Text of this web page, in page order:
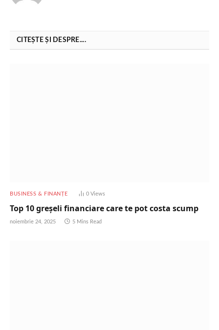
CITEȘTE ȘI DESPRE....
BUSINESS & FINANȚE 0 Views
Top 10 greșeli financiare care te pot costa scump
noiembrie 24, 2025 5 Mins Read